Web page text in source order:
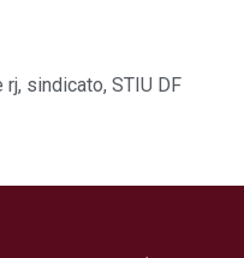
rj, sindicato, STIU DF